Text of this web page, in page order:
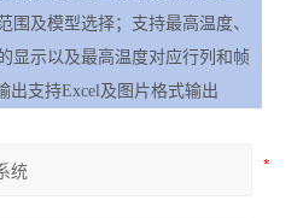
围及模型选择；支持最高温度、
显示以及最高温度对应行列和帧
出支持Excel及图片格式输出